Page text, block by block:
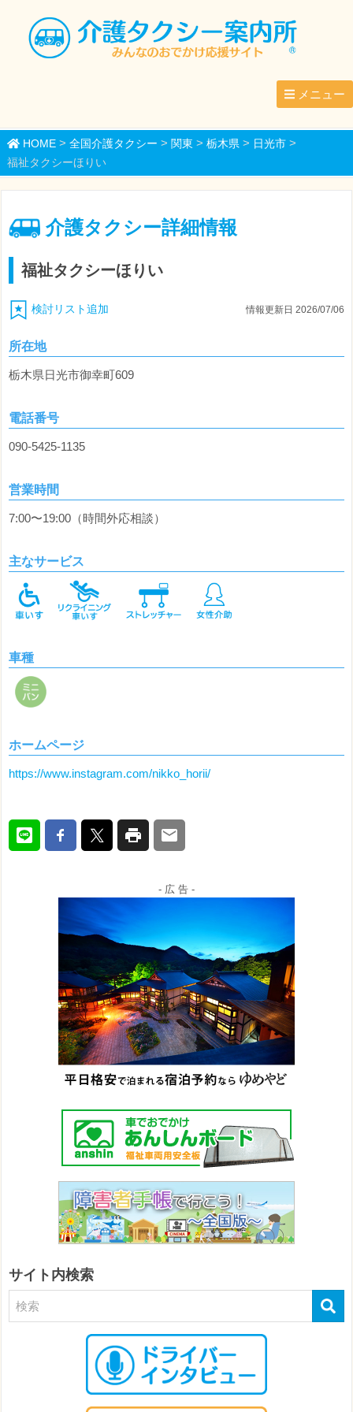
メニュー
HOME> 全国介護タクシー > 関東 > 栃木県> 日光市>
福祉タクシーほりい
介護タクシー詳細情報
福祉タクシーほりい
検討リスト追加 情報更新日 2026/07/06
所在地
栃木県日光市御幸町609
電話番号
090-5425-1135
営業時間
7:00〜19:00（時間外応相談）
主なサービス
車種
ホームページ
https://www.instagram.com/nikko_horii/
- 広 告 -
サイト内検索